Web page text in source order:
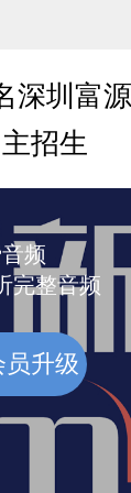
深圳富
招生
频
完整音频
升级